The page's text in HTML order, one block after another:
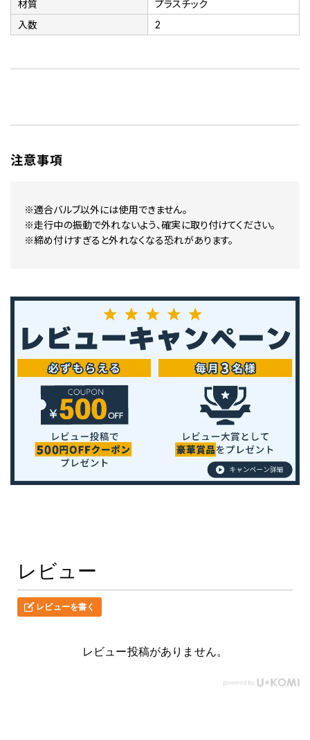
材質
プラスチック
入数
2
注意事項
※適合バルブ以外には使用できません。
※走行中の振動で外れないよう、確実に取り付けてください。
※締め付けすぎると外れなくなる恐れがあります。
レビュー
レビューを書く
レビュー投稿がありません。